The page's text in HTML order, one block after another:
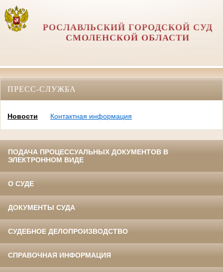
РОСЛАВЛЬСКИЙ ГОРОДСКОЙ СУД
СМОЛЕНСКОЙ ОБЛАСТИ
ПРЕСС-СЛУЖБА
Новости Контактная информация
ПОДАЧА ПРОЦЕССУАЛЬНЫХ ДОКУМЕНТОВ В
ЭЛЕКТРОННОМ ВИДЕ
О СУДЕ
ДОКУМЕНТЫ СУДА
СУДЕБНОЕ ДЕЛОПРОИЗВОДСТВО
СПРАВОЧНАЯ ИНФОРМАЦИЯ